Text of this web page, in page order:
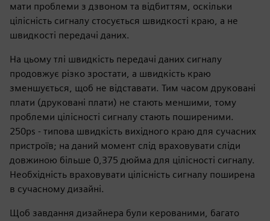
мати проблеми з дзвоном та відбиттям, оскільки
цілісність сигналу стосується швидкості краю, а не
швидкості передачі даних.
На цьому тлі швидкість передачі даних сигналу
продовжує різко зростати, а швидкість краю
зменшується, щоб не відставати. Тим часом друковані
плати (друковані плати) не стають меншими, тому
проблеми цілісності сигналу стають поширеними.
250ps - типова швидкість вихідного краю для сучасних
пристроїв; на даний момент слід враховувати сліди
довжиною більше 0,375 дюйма для цілісності сигналу.
Необхідність враховувати цілісність сигналу поширена
в сучасному дизайні.
Щоб завдання дизайнера були керованими, багато